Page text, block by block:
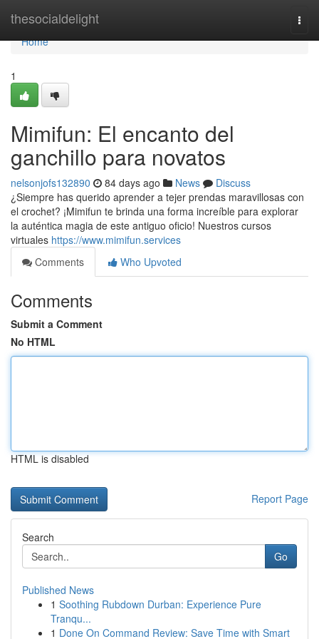
thesocialdelight
Home
Home
1
Mimifun: El encanto del
ganchillo para novatos
nelsonjofs132890 84 days ago News
Discuss
¿Siempre has querido aprender a tejer prendas maravillosas con
el crochet? ¡Mimifun te brinda una forma increíble para explorar
la auténtica magia de este antiguo oficio! Nuestros cursos
virtuales https://www.mimifun.services
Comments
Who Upvoted
Comments
Submit a Comment
No HTML
HTML is disabled
Report Page
Search
Go
Published News
1 Soothing Rubdown Durban: Experience Pure
Tranqu...
1 Done On Command Review: Save Time with Smart